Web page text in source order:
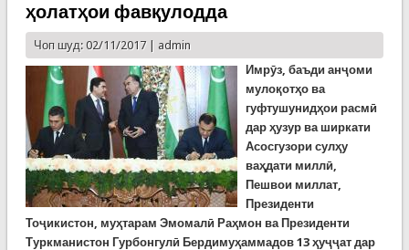
ҳолатҳои фавқулодда
Чоп шуд: 02/11/2017 | admin
Имрӯз, баъди анҷоми
мулоқотҳо ва
гуфтушунидҳои расмӣ
дар ҳузур ва ширкати
Асосгузори сулҳу
ваҳдати миллӣ,
Пешвои миллат,
Президенти
Тоҷикистон, муҳтарам Эмомалӣ Раҳмон ва Президенти
Туркманистон Гурбонгулӣ Бердимуҳаммадов 13 ҳуҷҷат дар